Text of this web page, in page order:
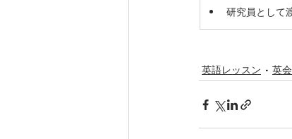
研究員として
英語レッスン 英